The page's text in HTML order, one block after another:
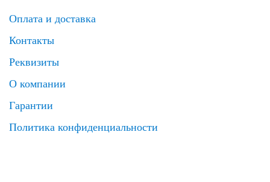
Оплата и доставка
Контакты
Реквизиты
О компании
Гарантии
Политика конфиденциальности